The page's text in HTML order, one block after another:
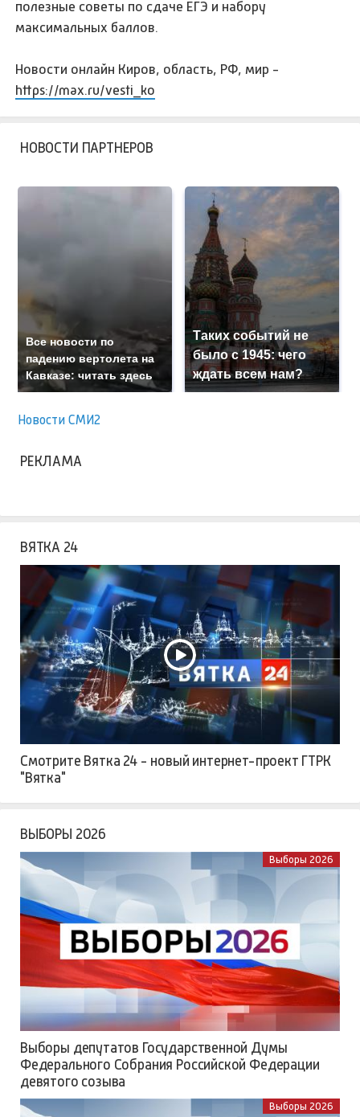
полезные советы по сдаче ЕГЭ и набору
максимальных баллов.
Новости онлайн Киров, область, РФ, мир -
https://max.ru/vesti_ko
НОВОСТИ ПАРТНЕРОВ
Все новости по
падению вертолета на
Кавказе: читать здесь
Таких событий не
было с 1945: чего
ждать всем нам?
Новости СМИ2
РЕКЛАМА
ВЯТКА 24
Смотрите Вятка 24 - новый интернет-проект ГТРК
"Вятка"
ВЫБОРЫ 2026
Выборы 2026
Выборы депутатов Государственной Думы
Федерального Собрания Российской Федерации
девятого созыва
Выборы 2026